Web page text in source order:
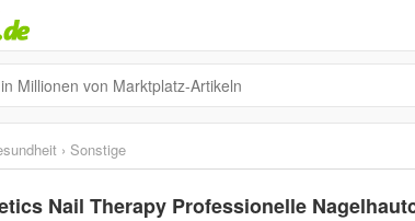
› Sonstige
Nail Therapy Professionelle